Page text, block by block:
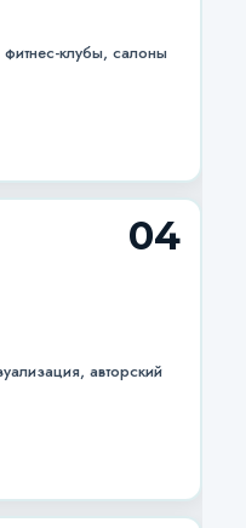
клубы, салоны
04
авторский